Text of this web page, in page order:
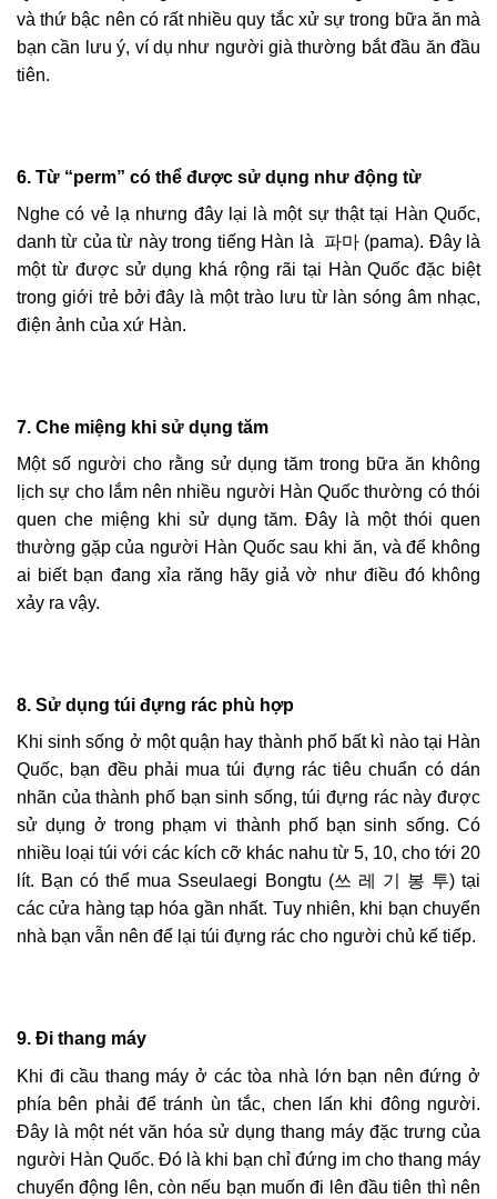
và thứ bậc nên có rất nhiều quy tắc xử sự trong bữa ăn mà
bạn cần lưu ý, ví dụ như người già thường bắt đầu ăn đầu
tiên.
6. Từ “perm” có thể được sử dụng như động từ
Nghe có vẻ lạ nhưng đây lại là một sự thật tại Hàn Quốc,
danh từ của từ này trong tiếng Hàn là 파마 (pama). Đây là
một từ được sử dụng khá rộng rãi tại Hàn Quốc đặc biệt
trong giới trẻ bởi đây là một trào lưu từ làn sóng âm nhạc,
điện ảnh của xứ Hàn.
7. Che miệng khi sử dụng tăm
Một số người cho rằng sử dụng tăm trong bữa ăn không
lịch sự cho lắm nên nhiều người Hàn Quốc thường có thói
quen che miệng khi sử dụng tăm. Đây là một thói quen
thường gặp của người Hàn Quốc sau khi ăn, và để không
ai biết bạn đang xỉa răng hãy giả vờ như điều đó không
xảy ra vậy.
8. Sử dụng túi đựng rác phù hợp
Khi sinh sống ở một quận hay thành phố bất kì nào tại Hàn
Quốc, bạn đều phải mua túi đựng rác tiêu chuẩn có dán
nhãn của thành phố bạn sinh sống, túi đựng rác này được
sử dụng ở trong phạm vi thành phố bạn sinh sống. Có
nhiều loại túi với các kích cỡ khác nahu từ 5, 10, cho tới 20
lít. Bạn có thể mua Sseulaegi Bongtu (쓰 레 기 봉 투) tại
các cửa hàng tạp hóa gần nhất. Tuy nhiên, khi bạn chuyển
nhà bạn vẫn nên để lại túi đựng rác cho người chủ kế tiếp.
9. Đi thang máy
Khi đi cầu thang máy ở các tòa nhà lớn bạn nên đứng ở
phía bên phải để tránh ùn tắc, chen lấn khi đông người.
Đây là một nét văn hóa sử dụng thang máy đặc trưng của
người Hàn Quốc. Đó là khi bạn chỉ đứng im cho thang máy
chuyển động lên, còn nếu bạn muốn đi lên đầu tiên thì nên